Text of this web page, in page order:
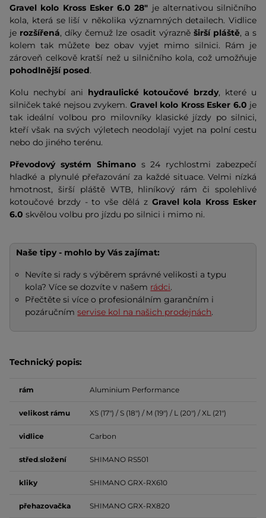
Gravel kolo Kross Esker 6.0 28" je alternativou silničního
kola, která se liší v několika významných detailech. Vidlice
je rozšířená, díky čemuž lze osadit výrazněširší pláště, a s
kolem tak můžete bez obav vyjet mimo silnici. Rám je
zároveň celkově kratší než u silničního kola, což umožňuje
pohodlnější posed.
Kolu nechybí ani hydraulické kotoučové brzdy, které u
silniček také nejsou zvykem. Gravel kolo Kross Esker 6.0 je
tak ideální volbou pro milovníky klasické jízdy po silnici,
kteří však na svých výletech neodolají vyjet na polní cestu
nebo do jiného terénu.
Převodový systém Shimanos 24 rychlostmi zabezpečí
hladké a plynulé přeřazování za každé situace. Velmi nízká
hmotnost, širší pláště WTB, hliníkový rám či spolehlivé
kotoučové brzdy - to vše dělá z Gravel kola Kross Esker
6.0 skvělou volbu pro jízdu po silnici i mimo ni.
Naše tipy - mohlo by Vás zajímat:
Nevíte si rady s výběrem správné velikosti a typu
kola? Více se dozvíte v našem rádci.
Přečtěte si více o profesionálním garančním i
pozáručnímservise kol na našich prodejnách.
Technický popis:
rám Aluminium Performance
velikost rámu XS (17") / S (18") / M (19") / L (20") / XL (21")
vidlice Carbon
střed.složení SHIMANO RS501
kliky SHIMANO GRX-RX610
přehazovačka SHIMANO GRX-RX820